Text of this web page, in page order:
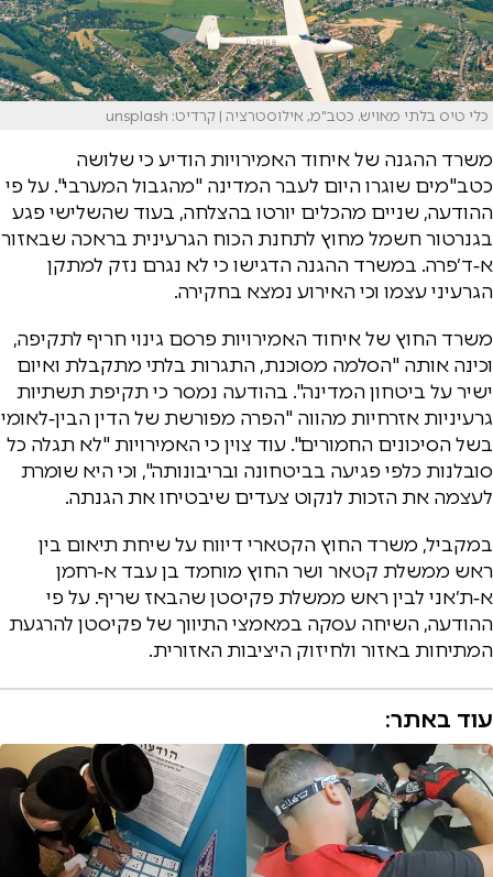
כלי טיס בלתי מאויש. כטב"מ, אילוסטרציה | קרדיט: unsplash
משרד ההגנה של איחוד האמירויות הודיע כי שלושה
כטב"מים שוגרו היום לעבר המדינה "מהגבול המערבי". על פי
ההודעה, שניים מהכלים יורטו בהצלחה, בעוד שהשלישי פגע
בגנרטור חשמל מחוץ לתחנת הכוח הגרעינית בראכה שבאזור
א‑ד׳פרה. במשרד ההגנה הדגישו כי לא נגרם נזק למתקן
הגרעיני עצמו וכי האירוע נמצא בחקירה.
משרד החוץ של איחוד האמירויות פרסם גינוי חריף לתקיפה,
וכינה אותה "הסלמה מסוכנת, התגרות בלתי מתקבלת ואיום
ישיר על ביטחון המדינה". בהודעה נמסר כי תקיפת תשתיות
גרעיניות אזרחיות מהווה "הפרה מפורשת של הדין הבין‑לאומי
בשל הסיכונים החמורים". עוד צוין כי האמירויות "לא תגלה כל
סובלנות כלפי פגיעה בביטחונה ובריבונותה", וכי היא שומרת
לעצמה את הזכות לנקוט צעדים שיבטיחו את הגנתה.
במקביל, משרד החוץ הקטארי דיווח על שיחת תיאום בין
ראש ממשלת קטאר ושר החוץ מוחמד בן עבד א‑רחמן
א‑ת׳אני לבין ראש ממשלת פקיסטן שהבאז שריף. על פי
ההודעה, השיחה עסקה במאמצי התיווך של פקיסטן להרגעת
המתיחות באזור ולחיזוק היציבות האזורית.
עוד באתר: